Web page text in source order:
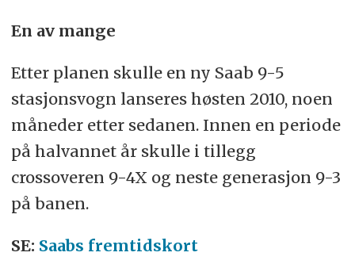
En av mange
Etter planen skulle en ny Saab 9-5
stasjonsvogn lanseres høsten 2010, noen
måneder etter sedanen. Innen en periode
på halvannet år skulle i tillegg
crossoveren 9-4X og neste generasjon 9-3
på banen.
SE: Saabs fremtidskort